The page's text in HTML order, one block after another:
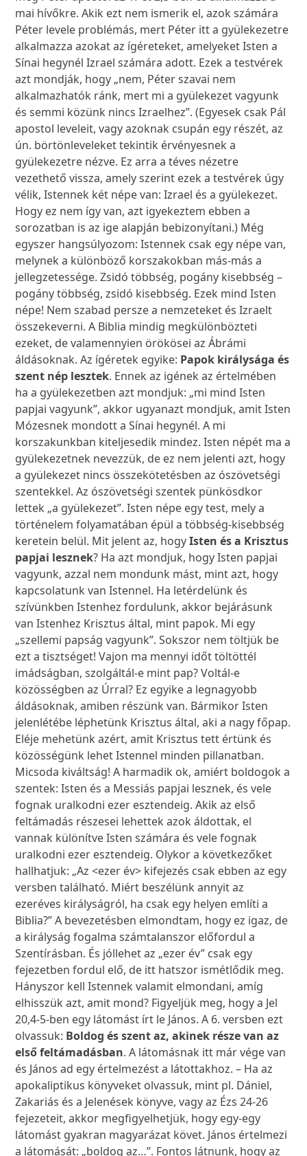
mai hívőkre. Akik ezt nem ismerik el, azok számára
Péter levele problémás, mert Péter itt a gyülekezetre
alkalmazza azokat az ígéreteket, amelyeket Isten a
Sínai hegynél Izrael számára adott. Ezek a testvérek
azt mondják, hogy „nem, Péter szavai nem
alkalmazhatók ránk, mert mi a gyülekezet vagyunk
és semmi közünk nincs Izraelhez”. (Egyesek csak Pál
apostol leveleit, vagy azoknak csupán egy részét, az
ún. börtönleveleket tekintik érvényesnek a
gyülekezetre nézve. Ez arra a téves nézetre
vezethető vissza, amely szerint ezek a testvérek úgy
vélik, Istennek két népe van: Izrael és a gyülekezet.
Hogy ez nem így van, azt igyekeztem ebben a
sorozatban is az ige alapján bebizonyítani.) Még
egyszer hangsúlyozom: Istennek csak egy népe van,
melynek a különböző korszakokban más-más a
jellegzetessége. Zsidó többség, pogány kisebbség –
pogány többség, zsidó kisebbség. Ezek mind Isten
népe! Nem szabad persze a nemzeteket és Izraelt
összekeverni. A Biblia mindig megkülönbözteti
ezeket, de valamennyien örökösei az Ábrámi
áldásoknak. Az ígéretek egyike: Papok királysága és
szent nép lesztek. Ennek az igének az értelmében
ha a gyülekezetben azt mondjuk: „mi mind Isten
papjai vagyunk”, akkor ugyanazt mondjuk, amit Isten
Mózesnek mondott a Sínai hegynél. A mi
korszakunkban kiteljesedik mindez. Isten népét ma a
gyülekezetnek nevezzük, de ez nem jelenti azt, hogy
a gyülekezet nincs összekötetésben az ószövetségi
szentekkel. Az ószövetségi szentek pünkösdkor
lettek „a gyülekezet”. Isten népe egy test, mely a
történelem folyamatában épül a többség-kisebbség
keretein belül. Mit jelent az, hogyIsten és a Krisztus
papjai lesznek? Ha azt mondjuk, hogy Isten papjai
vagyunk, azzal nem mondunk mást, mint azt, hogy
kapcsolatunk van Istennel. Ha letérdelünk és
szívünkben Istenhez fordulunk, akkor bejárásunk
van Istenhez Krisztus által, mint papok. Mi egy
„szellemi papság vagyunk”. Sokszor nem töltjük be
ezt a tisztséget! Vajon ma mennyi időt töltöttél
imádságban, szolgáltál-e mint pap? Voltál-e
közösségben az Úrral? Ez egyike a legnagyobb
áldásoknak, amiben részünk van. Bármikor Isten
jelenlétébe léphetünk Krisztus által, aki a nagy főpap.
Eléje mehetünk azért, amit Krisztus tett értünk és
közösségünk lehet Istennel minden pillanatban.
Micsoda kiváltság! A harmadik ok, amiért boldogok a
szentek: Isten és a Messiás papjai lesznek, és vele
fognak uralkodni ezer esztendeig. Akik az első
feltámadás részesei lehettek azok áldottak, el
vannak különítve Isten számára és vele fognak
uralkodni ezer esztendeig. Olykor a következőket
hallhatjuk: „Az <ezer év> kifejezés csak ebben az egy
versben található. Miért beszélünk annyit az
ezeréves királyságról, ha csak egy helyen említi a
Biblia?” A bevezetésben elmondtam, hogy ez igaz, de
a királyság fogalma számtalanszor előfordul a
Szentírásban. És jóllehet az „ezer év” csak egy
fejezetben fordul elő, de itt hatszor ismétlődik meg.
Hányszor kell Istennek valamit elmondani, amíg
elhisszük azt, amit mond? Figyeljük meg, hogy a Jel
20,4-5-ben egy látomást írt le János. A 6. versben ezt
olvassuk: Boldog és szent az, akinek része van az
első feltámadásban. A látomásnak itt már vége van
és János ad egy értelmezést a látottakhoz. – Ha az
apokaliptikus könyveket olvassuk, mint pl. Dániel,
Zakariás és a Jelenések könyve, vagy az Ézs 24-26
fejezeteit, akkor megfigyelhetjük, hogy egy-egy
látomást gyakran magyarázat követ. János értelmezi
a látomását: „boldog az…”. Fontos látnunk, hogy az